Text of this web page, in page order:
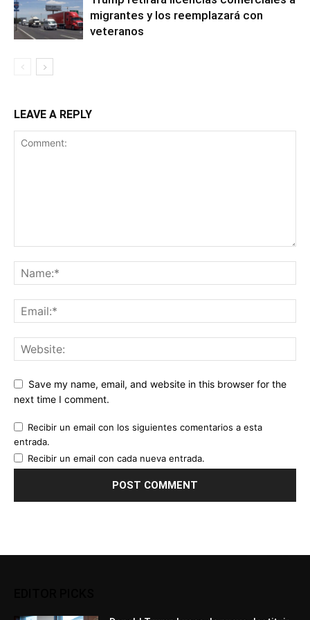
migrantes y los reemplazará con
veteranos
LEAVE A REPLY
Save my name, email, and website in this browser for the
next time I comment.
Recibir un email con los siguientes comentarios a esta
entrada.
Recibir un email con cada nueva entrada.